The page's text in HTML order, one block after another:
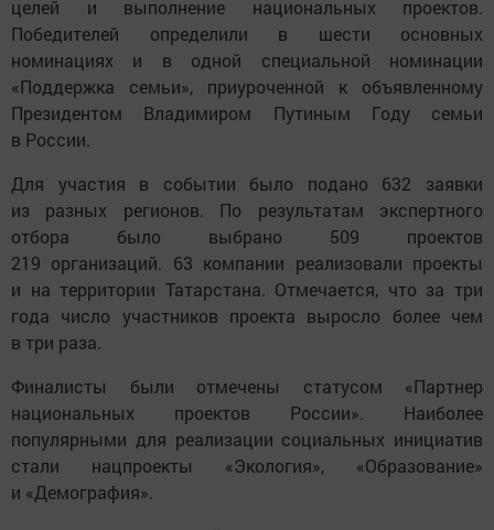
целей и выполнение национальных проектов.
Победителей определили в шести основных
номинациях и в одной специальной номинации
«Поддержка семьи», приуроченной к объявленному
Президентом Владимиром Путиным Году семьи
в России.
Для участия в событии было подано 632 заявки
из разных регионов. По результатам экспертного
отбора было выбрано 509 проектов
219 организаций. 63 компании реализовали проекты
и на территории Татарстана. Отмечается, что за три
года число участников проекта выросло более чем
в три раза.
Финалисты были отмечены статусом «Партнер
национальных проектов России». Наиболее
популярными для реализации социальных инициатив
стали нацпроекты «Экология», «Образование»
и «Демография».